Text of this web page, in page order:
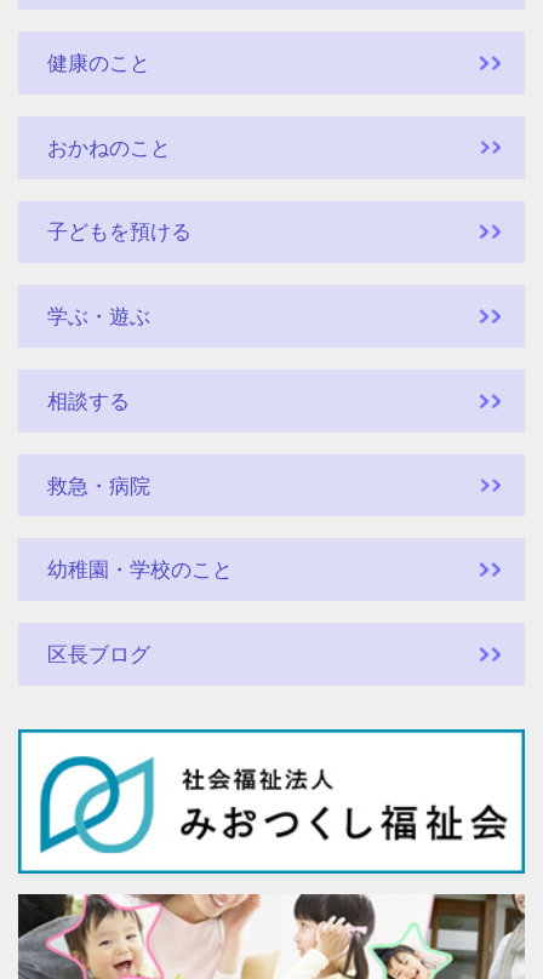
健康のこと
おかねのこと
子どもを預ける
学ぶ・遊ぶ
相談する
救急・病院
幼稚園・学校のこと
区長ブログ